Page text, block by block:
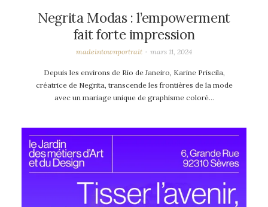
Negrita Modas : l’empowerment
fait forte impression
madeintownportrait mars 11, 2024
Depuis les environs de Rio de Janeiro, Karine Priscila,
créatrice de Negrita, transcende les frontières de la mode
avec un mariage unique de graphisme coloré…